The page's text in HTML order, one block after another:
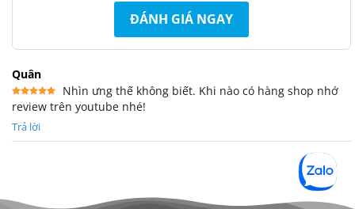
ĐÁNH GIÁ NGAY
Quân
Được xếp
hạng55
sao
Nhìn ưng thế không biết. Khi nào có hàng shop nhớ
review trên youtube nhé!
Trả lời